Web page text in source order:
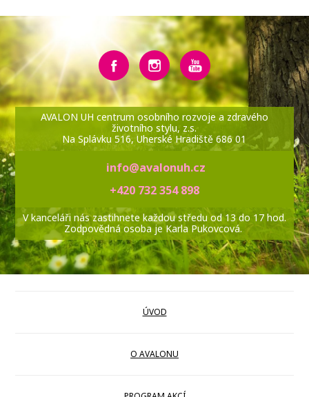
AVALON UH centrum osobního rozvoje a zdravého
životního stylu, z.s.
Na Splávku 516, Uherské Hradiště 686 01
info@avalonuh.cz
+420 732 354 898
V kanceláři nás zastihnete každou středu od 13 do 17 hod.
Zodpovědná osoba je Karla Pukovcová.
ÚVOD
O AVALONU